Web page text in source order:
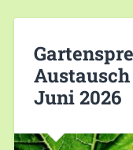
Juni 2026